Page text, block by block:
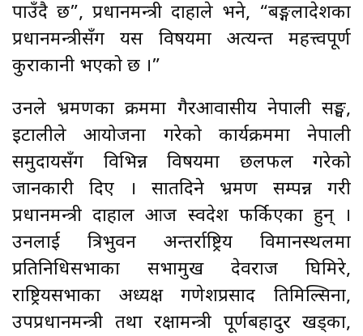
पाउँदै छ”, प्रधानमन्त्री दाहाले भने, “बङ्गलादेशका
प्रधानमन्त्रीसँग यस विषयमा अत्यन्त महत्त्वपूर्ण
कुराकानी भएको छ ।”
उनले भ्रमणका क्रममा गैरआवासीय नेपाली सङ्घ,
इटालीले आयोजना गरेको कार्यक्रममा नेपाली
समुदायसँग विभिन्न विषयमा छलफल गरेको
जानकारी दिए । सातदिने भ्रमण सम्पन्न गरी
प्रधानमन्त्री दाहाल आज स्वदेश फर्किएका हुन् ।
उनलाई त्रिभुवन अन्तर्राष्ट्रिय विमानस्थलमा
प्रतिनिधिसभाका सभामुख देवराज घिमिरे,
राष्ट्रियसभाका अध्यक्ष गणेशप्रसाद तिमिल्सिना,
उपप्रधानमन्त्री तथा रक्षामन्त्री पूर्णबहादुर खड्का,